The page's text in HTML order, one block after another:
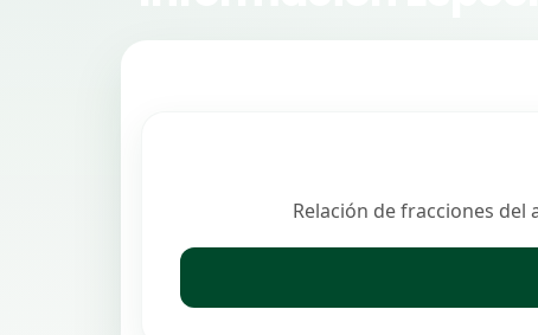
Relación de fracciones